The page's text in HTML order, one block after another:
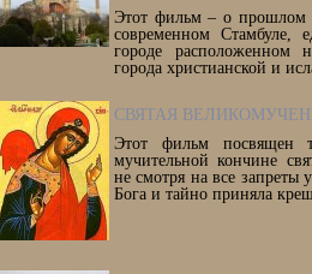
Этот фильм – о прошлом
современном Стамбуле,
городе расположенном
города христианской и
СВЯТАЯ
Этот фильм посвящен
мучительной кончине
не смотря на все запреты
Бога и тайно приняла